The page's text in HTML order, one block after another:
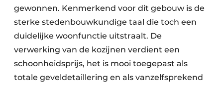
gewonnen. Kenmerkend voor dit gebouw is de
sterke stedenbouwkundige taal die toch een
duidelijke woonfunctie uitstraalt. De
verwerking van de kozijnen verdient een
schoonheidsprijs, het is mooi toegepast als
totale geveldetaillering en als vanzelfsprekend